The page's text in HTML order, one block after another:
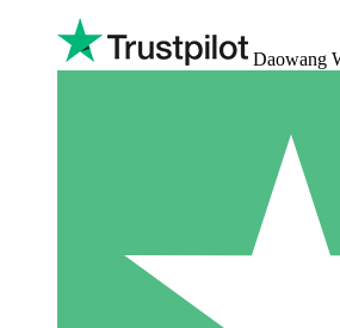
Daowang